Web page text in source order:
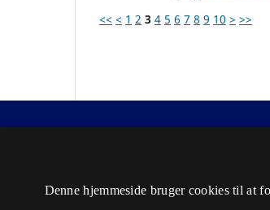
<< < 1 2 3 4 5 6 7 8 9 10 > >>
Nordisk Tidsskrift for
ISSN 2446-3051 (Online)
Denne hjemmeside bruger cookies til at